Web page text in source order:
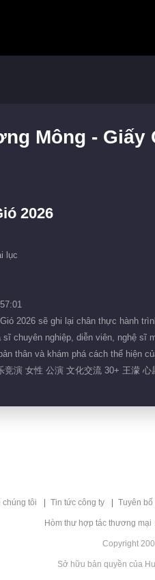
Focus cam
2026
lục
2026 sẽ ghi lại chân thực hành
chuyên nghiệp, diễn viên, nghệ sĩ
thân và khám phá cách thể hiện
竞演 女性 公演 文化交流 30+ 王濛 心
chúng tôi Tin tức công ty Tuyên bố
Hòm thư hợp tác thương mại
Copyright
Sở hữu bản quyền của